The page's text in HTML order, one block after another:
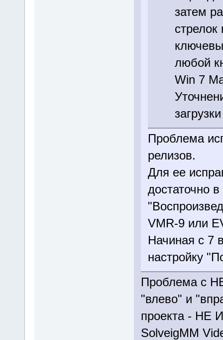
затем
любой
Win 7
Проблема
релизов.
Для ее
достаточно
VMR-9 или
Начиная с 7
настройку
Проблема с
"влево" и
проекта - НЕ
SolveigMM